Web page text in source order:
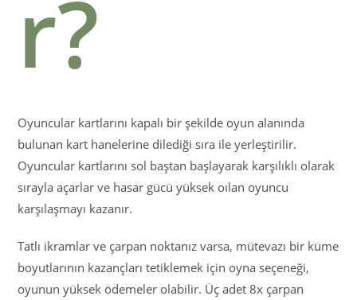
r?
Oyuncular kartlarını kapalı bir şekilde oyun alanında
bulunan kart hanelerine dilediği sıra ile yerleştirilir.
Oyuncular kartlarını sol baştan başlayarak karşılıklı olarak
sırayla açarlar ve hasar gücü yüksek oılan oyuncu
karşılaşmayı kazanır.
Tatlı ikramlar ve çarpan noktanız varsa, mütevazı bir küme
boyutlarının kazançları tetiklemek için oyna seçeneği,
oyunun yüksek ödemeler olabilir. Üç adet 8x çarpan